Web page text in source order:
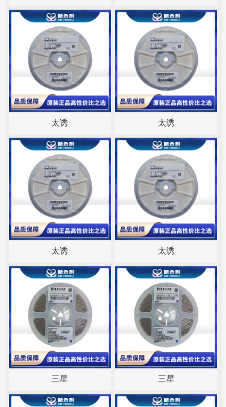
太诱 太诱
太诱 太诱
三星 三星